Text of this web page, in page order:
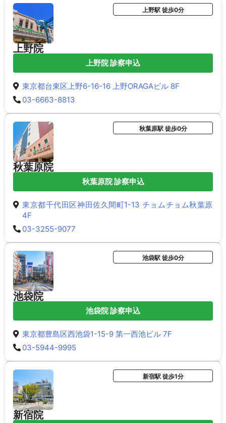
上野院
上野駅 徒歩0分
上野院 診察申込
東京都台東区上野6-16-16 上野ORAGAビル 8F
03-6663-8813
秋葉原院
秋葉原駅 徒歩0分
秋葉原院 診察申込
東京都千代田区神田佐久間町1-13 チョムチョム秋葉原
4F
03-3255-9077
池袋院
池袋駅 徒歩0分
池袋院 診察申込
東京都豊島区西池袋1-15-9 第一西池ビル 7F
03-5944-9995
新宿院
新宿駅 徒歩1分